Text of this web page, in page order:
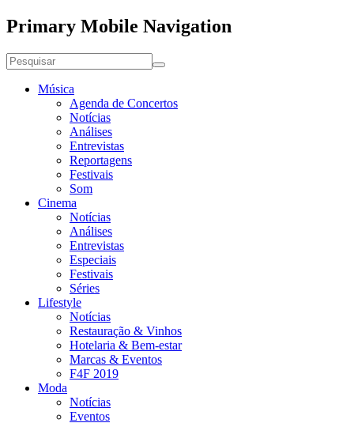
Primary Mobile Navigation
Música
Agenda de Concertos
Notícias
Análises
Entrevistas
Reportagens
Festivais
Som
Cinema
Notícias
Análises
Entrevistas
Especiais
Festivais
Séries
Lifestyle
Notícias
Restauração & Vinhos
Hotelaria & Bem-estar
Marcas & Eventos
F4F 2019
Moda
Notícias
Eventos